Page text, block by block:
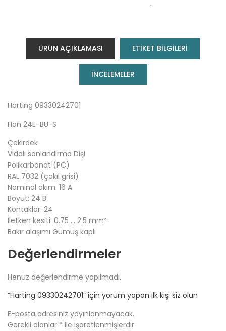
ÜRÜN AÇIKLAMASI ETİKET BİLGİLERİ
INCELEMELER
Harting 09330242701
Han 24E-BU-S
Çekirdek
Vidalı sonlandırma Dişi
Polikarbonat (PC)
RAL 7032 (çakıl grisi)
Nominal akım: ‌16 A
Boyut: 24 B
Kontaklar: 24
İletken kesiti: 0.75 … 2.5 mm²
Bakır alaşımı Gümüş kaplı
Değerlendirmeler
Henüz değerlendirme yapılmadı.
“Harting 09330242701” için yorum yapan ilk kişi siz olun
E-posta adresiniz yayınlanmayacak.
Gerekli alanlar * ile işaretlenmişlerdir